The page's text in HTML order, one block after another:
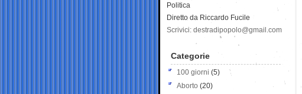
Politica
Diretto da Riccardo Fucile
Scrivici: destradipopolo@gmail.com
Categorie
100 giorni (5)
Aborto (20)